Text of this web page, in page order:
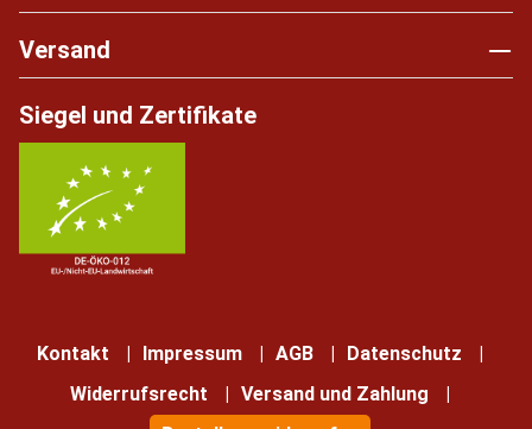
Versand
Siegel und Zertifikate
Kontakt Impressum AGB
Datenschutz
Widerrufsrecht
Versand und Zahlung